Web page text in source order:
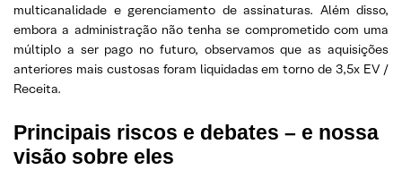
multicanalidade e gerenciamento de assinaturas. Além disso,
embora a administração não tenha se comprometido com uma
múltiplo a ser pago no futuro, observamos que as aquisições
anteriores mais custosas foram liquidadas em torno de 3,5x EV /
Receita.
Principais riscos e debates – e nossa
visão sobre eles